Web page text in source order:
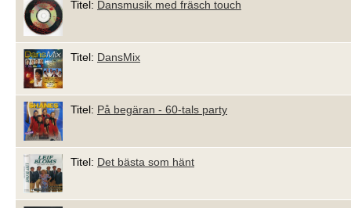
Titel: Dansmusik med fräsch touch
Titel: DansMix
Titel: På begäran - 60-tals party
Titel: Det bästa som hänt